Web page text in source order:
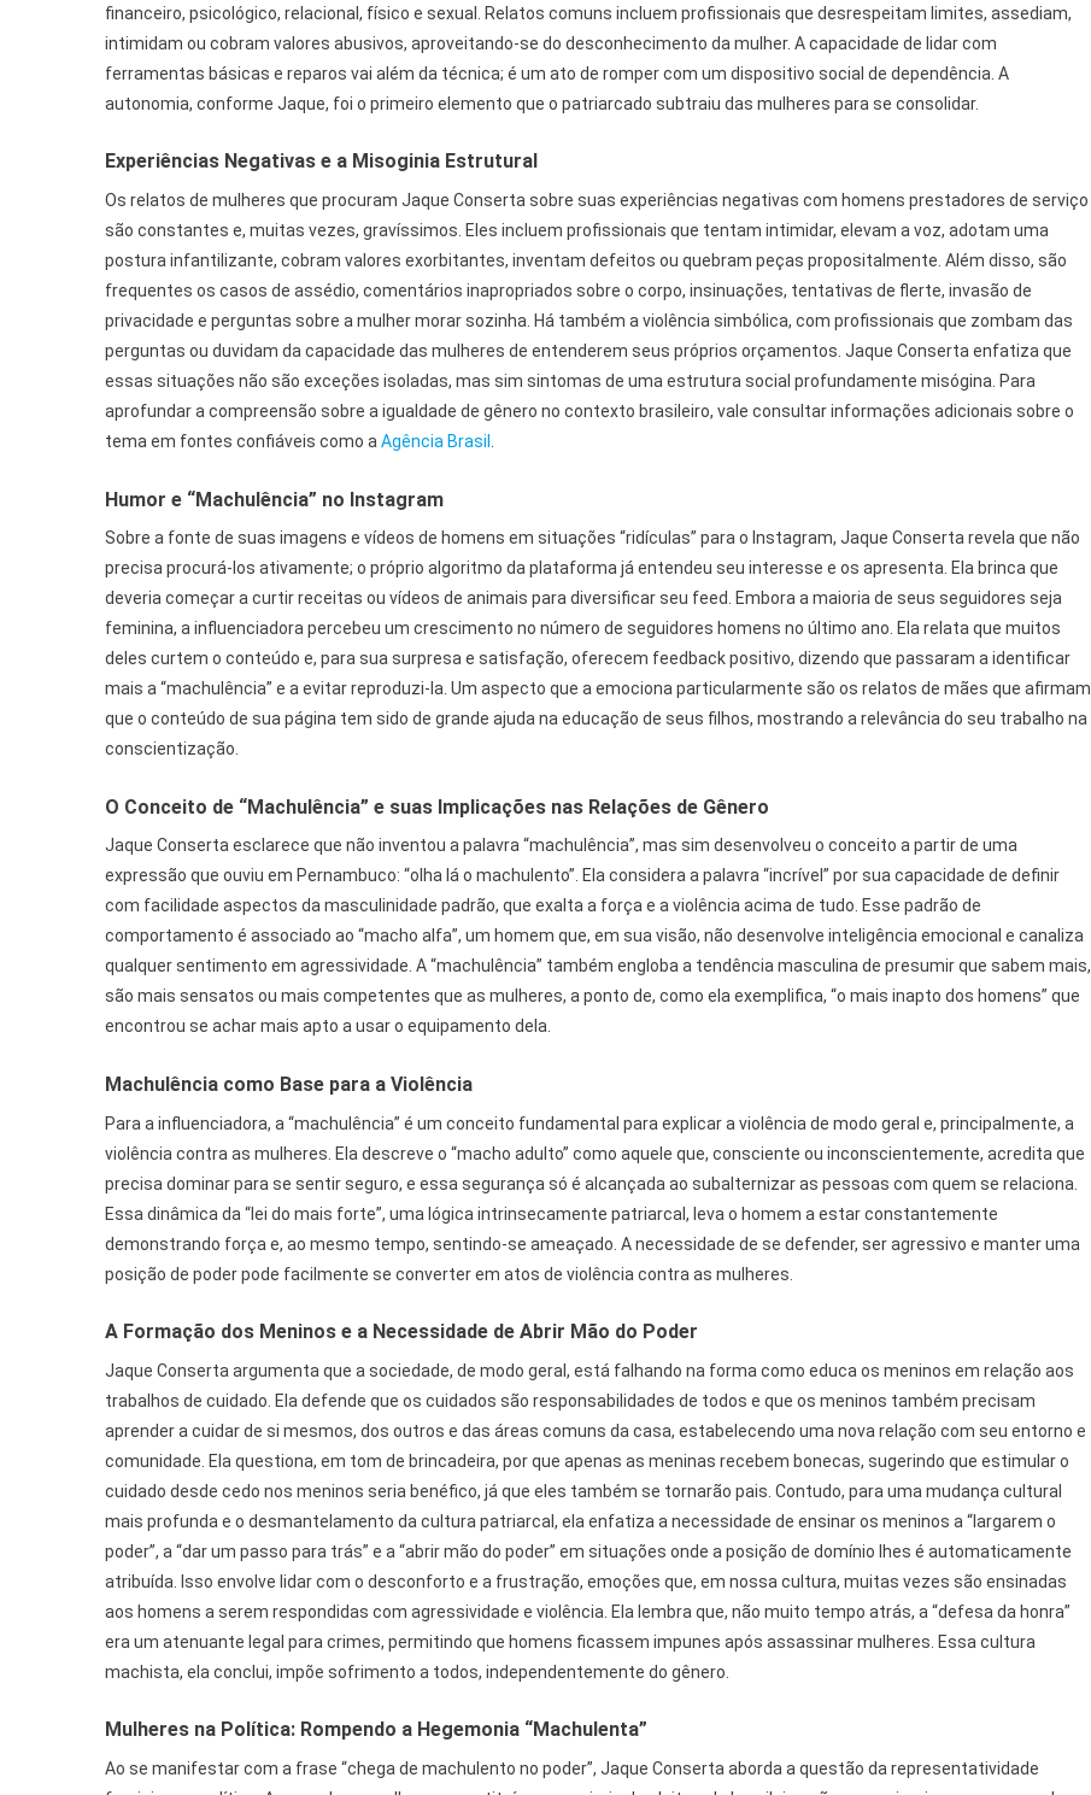
financeiro, psicológico, relacional, físico e sexual. Relatos comuns incluem profissionais que desrespeitam limites, assediam,
intimidam ou cobram valores abusivos, aproveitando-se do desconhecimento da mulher. A capacidade de lidar com
ferramentas básicas e reparos vai além da técnica; é um ato de romper com um dispositivo social de dependência. A
autonomia, conforme Jaque, foi o primeiro elemento que o patriarcado subtraiu das mulheres para se consolidar.
Experiências Negativas e a Misoginia Estrutural
Os relatos de mulheres que procuram Jaque Conserta sobre suas experiências negativas com homens prestadores de serviço
são constantes e, muitas vezes, gravíssimos. Eles incluem profissionais que tentam intimidar, elevam a voz, adotam uma
postura infantilizante, cobram valores exorbitantes, inventam defeitos ou quebram peças propositalmente. Além disso, são
frequentes os casos de assédio, comentários inapropriados sobre o corpo, insinuações, tentativas de flerte, invasão de
privacidade e perguntas sobre a mulher morar sozinha. Há também a violência simbólica, com profissionais que zombam das
perguntas ou duvidam da capacidade das mulheres de entenderem seus próprios orçamentos. Jaque Conserta enfatiza que
essas situações não são exceções isoladas, mas sim sintomas de uma estrutura social profundamente misógina. Para
aprofundar a compreensão sobre a igualdade de gênero no contexto brasileiro, vale consultar informações adicionais sobre o
tema em fontes confiáveis como a Agência Brasil
Humor e “Machulência” no Instagram
Sobre a fonte de suas imagens e vídeos de homens em situações “ridículas” para o Instagram, Jaque Conserta revela que não
precisa procurá-los ativamente; o próprio algoritmo da plataforma já entendeu seu interesse e os apresenta. Ela brinca que
deveria começar a curtir receitas ou vídeos de animais para diversificar seu feed. Embora a maioria de seus seguidores seja
feminina, a influenciadora percebeu um crescimento no número de seguidores homens no último ano. Ela relata que muitos
deles curtem o conteúdo e, para sua surpresa e satisfação, oferecem feedback positivo, dizendo que passaram a identificar
mais a “machulência” e a evitar reproduzi-la. Um aspecto que a emociona particularmente são os relatos de mães que afirmam
que o conteúdo de sua página tem sido de grande ajuda na educação de seus filhos, mostrando a relevância do seu trabalho na
conscientização.
O Conceito de “Machulência” e suas Implicações nas Relações de Gênero
Jaque Conserta esclarece que não inventou a palavra “machulência”, mas sim desenvolveu o conceito a partir de uma
expressão que ouviu em Pernambuco: “olha lá o machulento”. Ela considera a palavra “incrível” por sua capacidade de definir
com facilidade aspectos da masculinidade padrão, que exalta a força e a violência acima de tudo. Esse padrão de
comportamento é associado ao “macho alfa”, um homem que, em sua visão, não desenvolve inteligência emocional e canaliza
qualquer sentimento em agressividade. A “machulência” também engloba a tendência masculina de presumir que sabem mais,
são mais sensatos ou mais competentes que as mulheres, a ponto de, como ela exemplifica, “o mais inapto dos homens” que
encontrou se achar mais apto a usar o equipamento dela.
Machulência como Base para a Violência
Para a influenciadora, a “machulência” é um conceito fundamental para explicar a violência de modo geral e, principalmente, a
violência contra as mulheres. Ela descreve o “macho adulto” como aquele que, consciente ou inconscientemente, acredita que
precisa dominar para se sentir seguro, e essa segurança só é alcançada ao subalternizar as pessoas com quem se relaciona.
Essa dinâmica da “lei do mais forte”, uma lógica intrinsecamente patriarcal, leva o homem a estar constantemente
demonstrando força e, ao mesmo tempo, sentindo-se ameaçado. A necessidade de se defender, ser agressivo e manter uma
posição de poder pode facilmente se converter em atos de violência contra as mulheres.
A Formação dos Meninos e a Necessidade de Abrir Mão do Poder
Jaque Conserta argumenta que a sociedade, de modo geral, está falhando na forma como educa os meninos em relação aos
trabalhos de cuidado. Ela defende que os cuidados são responsabilidades de todos e que os meninos também precisam
aprender a cuidar de si mesmos, dos outros e das áreas comuns da casa, estabelecendo uma nova relação com seu entorno e
comunidade. Ela questiona, em tom de brincadeira, por que apenas as meninas recebem bonecas, sugerindo que estimular o
cuidado desde cedo nos meninos seria benéfico, já que eles também se tornarão pais. Contudo, para uma mudança cultural
mais profunda e o desmantelamento da cultura patriarcal, ela enfatiza a necessidade de ensinar os meninos a “largarem o
poder”, a “dar um passo para trás” e a “abrir mão do poder” em situações onde a posição de domínio lhes é automaticamente
atribuída. Isso envolve lidar com o desconforto e a frustração, emoções que, em nossa cultura, muitas vezes são ensinadas
aos homens a serem respondidas com agressividade e violência. Ela lembra que, não muito tempo atrás, a “defesa da honra”
era um atenuante legal para crimes, permitindo que homens ficassem impunes após assassinar mulheres. Essa cultura
machista, ela conclui, impõe sofrimento a todos, independentemente do gênero.
Mulheres na Política: Rompendo a Hegemonia “Machulenta”
Ao se manifestar com a frase “chega de machulento no poder”, Jaque Conserta aborda a questão da representatividade